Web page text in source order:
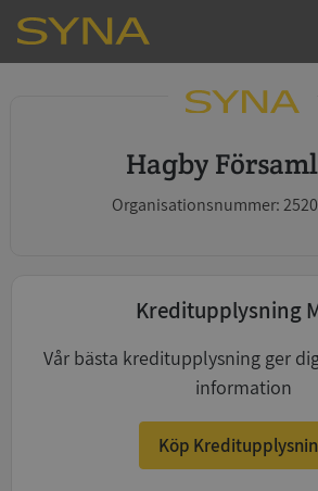
Hagby
Organisationsnummer:
Kreditupplysning
Vår bästa kreditupplysning ger
information
Köp